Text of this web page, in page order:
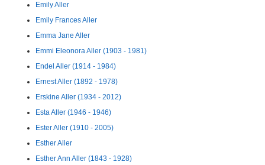
Emily Aller
Emily Frances Aller
Emma Jane Aller
Emmi Eleonora Aller (1903 - 1981)
Endel Aller (1914 - 1984)
Ernest Aller (1892 - 1978)
Erskine Aller (1934 - 2012)
Esta Aller (1946 - 1946)
Ester Aller (1910 - 2005)
Esther Aller
Esther Ann Aller (1843 - 1928)